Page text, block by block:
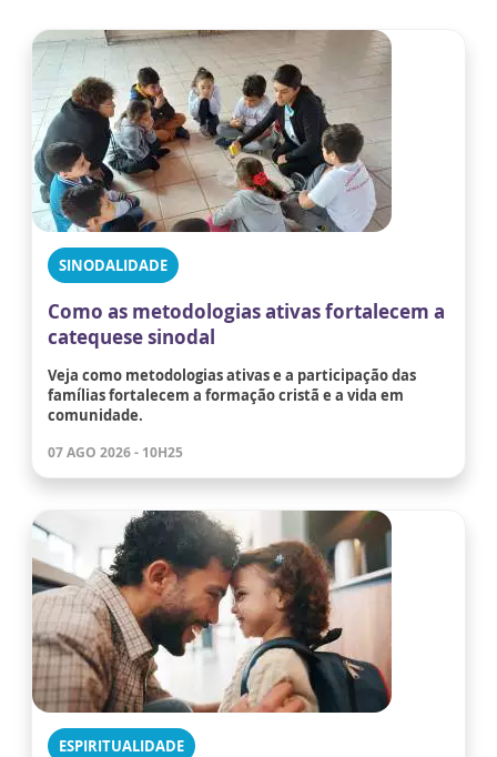
SINODALIDADE
Como as metodologias ativas fortalecem a
catequese sinodal
Veja como metodologias ativas e a participação das
famílias fortalecem a formação cristã e a vida em
comunidade.
07 AGO 2026 - 10H25
ESPIRITUALIDADE